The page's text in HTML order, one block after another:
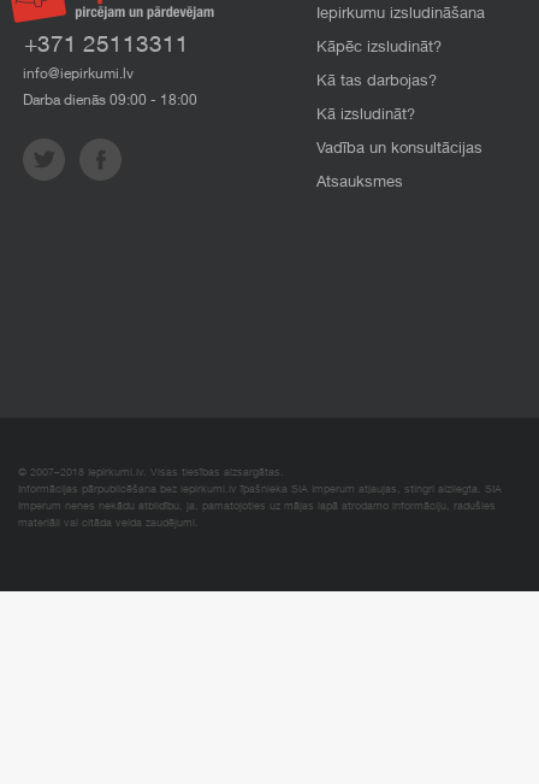
+371 25113311
info@iepirkumi.lv
Darba dienās 09:00 - 18:00
Iepirkumu izsludināšana
Kāpēc izsludināt?
Kā tas darbojas?
Kā izsludināt?
Vadība un konsultācijas
Atsauksmes
© 2007–2018 Iepirkumi.lv. Visas tiesības aizsargātas.
Informācijas pārpublicēšana bez iepirkumi.lv īpašnieka SIA Imperum atļaujas, stingri aizliegta. SIA
Imperum nenes nekādu atbildību, ja, pamatojoties uz mājas lapā atrodamo informāciju, radušies
materiāli vai citāda veida zaudējumi.